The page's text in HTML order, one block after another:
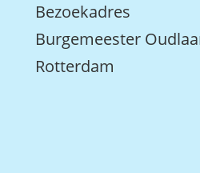
Bezoekadres
Burgemeester
Rotterdam